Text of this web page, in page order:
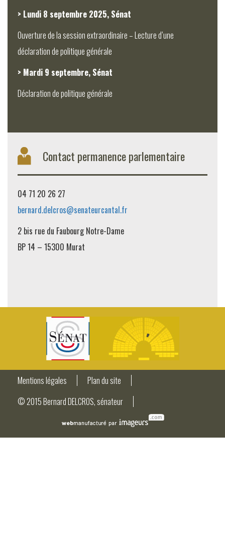
> Lundi 8 septembre 2025, Sénat
Ouverture de la session extraordinaire – Lecture d’une
déclaration de politique générale
> Mardi 9 septembre, Sénat
Déclaration de politique générale
Contact permanence parlementaire
04 71 20 26 27
bernard.delcros@senateurcantal.fr
2 bis rue du Faubourg Notre-Dame
BP 14 – 15300 Murat
Mentions légales
Plan du site
© 2015 Bernard DELCROS, sénateur